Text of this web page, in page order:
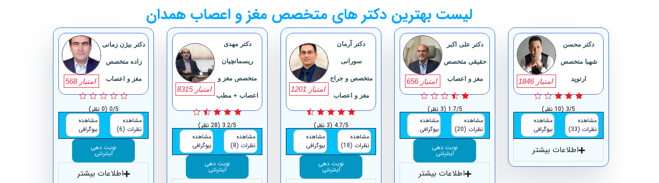
لیست بهترین دکتر های متخصص مغز و اعصاب همدان
دکتر محسن
شهبا متخصص
ارتوپد امتیاز 1846
3/5 (10 نظر)
مشاهده
نظرات (33)
مشاهده
بیوگرافی
اطلاعات بیشتر
دکتر علی اکبر
حقیقی متخصص
مغز و اعصاب امتیاز 656
1.7/5 (3 نظر)
مشاهده
نظرات (20)
مشاهده
بیوگرافی
نوبت دهی
اینترنتی
اطلاعات بیشتر
دکتر آرمان
سورانی
متخصص و جراح
مغز و اعصاب
امتیاز 1201
4.7/5 (3 نظر)
مشاهده
نظرات (18)
مشاهده
بیوگرافی
نوبت دهی
اینترنتی
دکتر مهدی
ریسمانچیان
متخصص مغز و
اعصاب + مطب
امتیاز 8315
3.2/5 (28 نظر)
مشاهده
نظرات (8)
مشاهده
بیوگرافی
نوبت دهی
اینترنتی
دکتر بیژن زمانی
زاده متخصص
مغز و اعصاب امتیاز 568
0/5 (0 نظر)
مشاهده
نظرات (6)
مشاهده
بیوگرافی
نوبت دهی
اینترنتی
اطلاعات بیشتر